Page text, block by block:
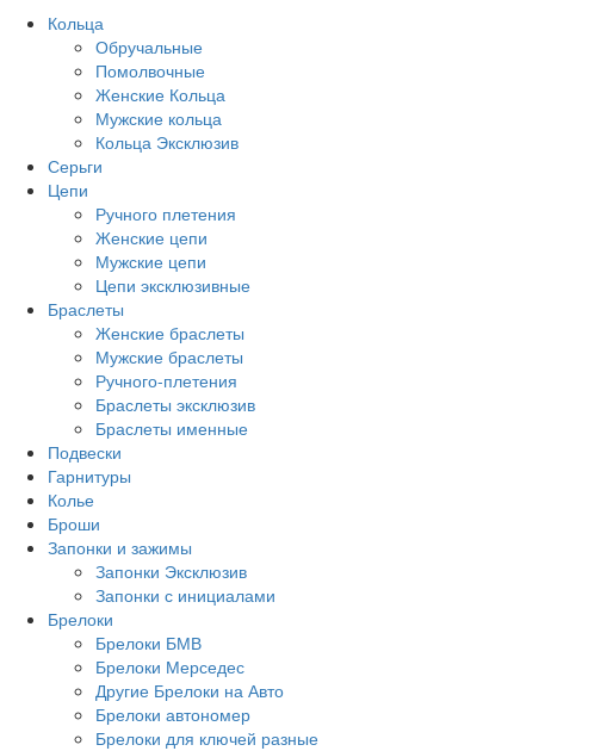
Кольца
Обручальные
Помолвочные
Женские Кольца
Мужские кольца
Кольца Эксклюзив
Серьги
Цепи
Ручного плетения
Женские цепи
Мужские цепи
Цепи эксклюзивные
Браслеты
Женские браслеты
Мужские браслеты
Ручного-плетения
Браслеты эксклюзив
Браслеты именные
Подвески
Гарнитуры
Колье
Броши
Запонки и зажимы
Запонки Эксклюзив
Запонки с инициалами
Брелоки
Брелоки БМВ
Брелоки Мерседес
Другие Брелоки на Авто
Брелоки автономер
Брелоки для ключей разные